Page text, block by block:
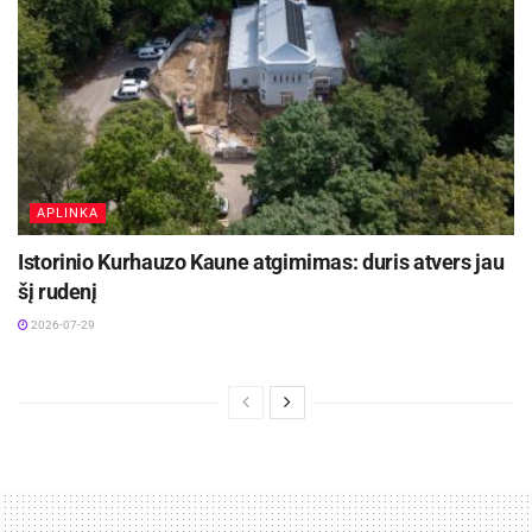
Šaltinis: Kauno miesto savivaldybė
Žymos: Kauno miesto savivaldybė
APLINKA
Istorinio Kurhauzo Kaune atgimimas: duris atvers jau
šį rudenį
2026-07-29